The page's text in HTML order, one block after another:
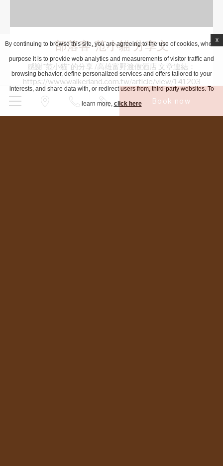
Book now
部落客-范小貓 分享文
感謝"范小貓"的分享 /高雄富野渡假酒店 文章連結：
https://www.walkerland.com.tw/article/view/141203
http://ywayway.pixnet.net/blog/post/116875150
By continuing to browse this site, you are agreeing to the use of cookies, whose
purpose it is to provide web analytics and measurements of visitor traffic and
browsing behavior, define personalized services and offers tailored to your
interests, and share data with, or redirect users from, third-party websites. To
learn more, click here
x